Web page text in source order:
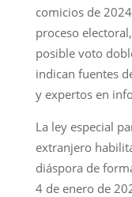
comicios de
proceso
posible voto
indican fuentes
y expertos en
La ley especial
extranjero
diáspora de
4 de enero de